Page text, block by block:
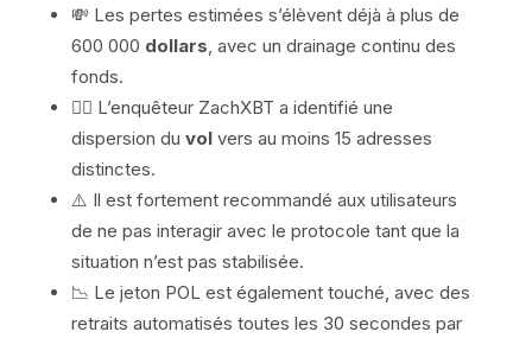
💸 Les pertes estimées s’élèvent déjà à plus de
600 000 dollars , avec un drainage continu des
fonds.
🕵️‍♂️ L’enquêteur ZachXBT a identifié une
dispersion du volvers au moins 15 adresses
distinctes.
⚠️ Il est fortement recommandé aux utilisateurs
de ne pas interagir avec le protocole tant que la
situation n’est pas stabilisée.
📉 Le jeton POL est également touché, avec des
retraits automatisés toutes les 30 secondes par